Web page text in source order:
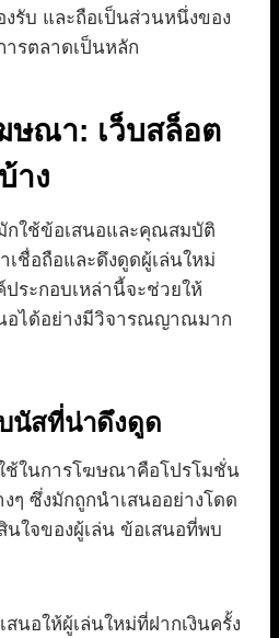
งรับ และถือเป็นส่วนหนึ่งของ
ารตลาดเป็นหลัก
ษณา: เว็บสล็อต
าง
กใช้ข้อเสนอและคุณสมบัติ
เชื่อถือและดึงดูดผู้เล่นใหม่
ประกอบเหล่านี้จะช่วยให้
อได้อย่างมีวิจารณญาณมาก
นัสที่น่าดึงดูด
ช้ในการโฆษณาคือโปรโมชั่น
ๆ ซึ่งมักถูกนำเสนออย่างโดด
นใจของผู้เล่น ข้อเสนอที่พบ
สนอให้ผู้เล่นใหม่ที่ฝากเงินครั้ง